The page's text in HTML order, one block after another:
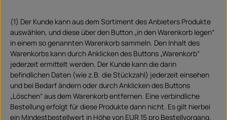
(1) Der Kunde kann aus dem Sortiment des Anbieters Produkte
auswählen, und diese über den Button „in den Warenkorb legen“
in einem so genannten Warenkorb sammeln. Den Inhalt des
Warenkorbs kann durch Anklicken des Buttons „Warenkorb“
jederzeit ermittelt werden. Der Kunde kann die darin
befindlichen Daten (wie z.B. die Stückzahl) jederzeit einsehen
und bei Bedarf ändern oder durch Anklicken des Buttons
„Löschen“ aus dem Warenkorb entfernen. Eine verbindliche
Bestellung erfolgt für diese Produkte dann nicht. Es gilt hierbei
ein Mindestbestellwert in Höhe von EUR 15 pro Bestellvorgang.